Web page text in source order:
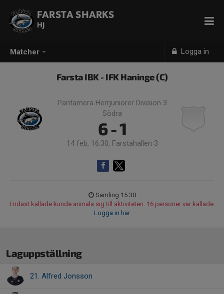
Matcher Logga in
FARSTA SHARKS
HJ
Farsta IBK - IFK Haninge (C)
Pantamera Herrjuniorer Division 3
Södra
6 - 1
14 feb, 16:30, Farstahallen 3
Samling 15:30
Endast kallade kunde anmäla sig till aktiviteten. 16 personer var kallade.
Logga in här
Laguppställning
21. Alfred Jonsson